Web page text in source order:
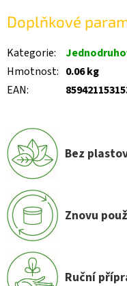
Doplňkové
Kategorie:
Hmotnost: 0.06 kg
EAN:
Bez
Znovu
Ruční